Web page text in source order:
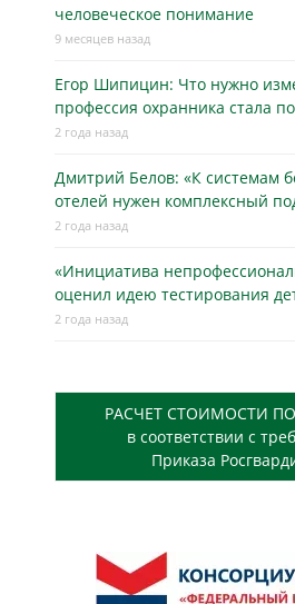
человеческое понимание
9 месяцев назад
Егор Шипицин: Что нужно
профессия охранника стала
2 года назад
Дмитрий Белов: «К системам
отелей нужен комплексный
2 года назад
«Инициатива
оценил идею тестирования
2 года назад
РАСЧЕТ СТОИМОСТИ
в соответствии с
Приказа